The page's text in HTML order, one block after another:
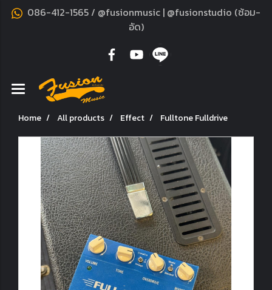
086-412-1565 / @fusionmusic | @fusionstudio (ซ้อม-
อัด)
Home All products Effect Fulltone Fulldrive